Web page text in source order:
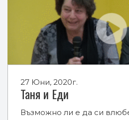
27 Юни, 2020г.
Таня и Еди
Възможно ли е да си